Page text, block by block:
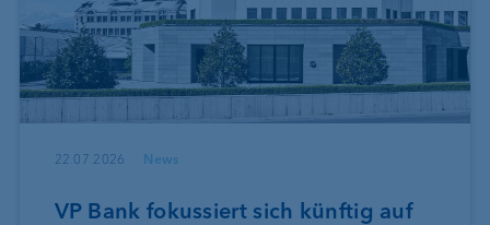
22.07.2026 News
VP Bank fokussiert sich künftig auf